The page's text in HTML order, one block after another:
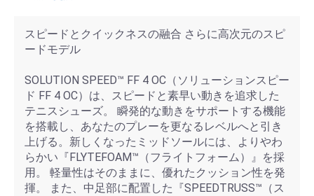
スピードとクイックネスの融合 さらに高次元のスピ
ードモデル
SOLUTION SPEED™ FF 4 OC（ソリューションスピー
ド FF 4 OC）は、スピードと素早い動きを追求した
テニスシューズ。 瞬発的な動きをサポートする機能
を搭載し、あなたのプレーを更なるレベルへと引き
上げる。新しくなったミッドソールには、よりやわ
らかい『FLYTEFOAM™（フライトフォーム）』を採
用。 軽量性はそのままに、優れたクッション性を発
揮。 また、中足部に配置した『SPEEDTRUSS™（ス